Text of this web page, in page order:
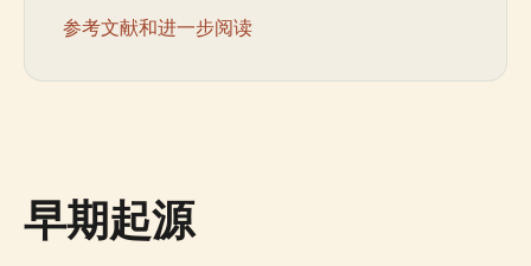
参考文献和进一步阅读
早期起源